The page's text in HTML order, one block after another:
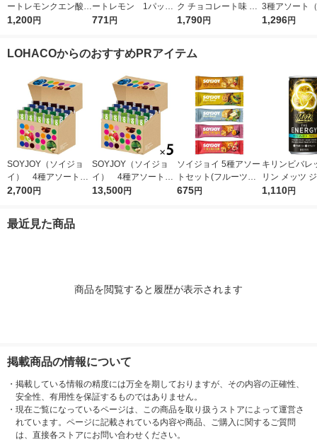
ートレモンクエン酸2
700ゼリー165g 6個
1,200円
ートレモン 1パック
（6本入）（イチオ
771円
ク チョコレート味 1
セット（10箱入） 大
1,790円
3種アソート
個） 1セット
1,296円
LOHACOからのおすすめPRアイテム
SOYJOY（ソイジョ
イ） 4種アソートセ
ット 1箱（20本入）
2,700円
SOYJOY（ソイジョ
イ） 4種アソート
1セット（1箱（20本
13,500円
ソイジョイ 5種アソー
トセット(フルーツ＆
ベイクドチーズ・バナ
675円
キリンビバレ
リン メッツ
ジー 250ml 1
1,110円
最近見た商品
商品を閲覧すると履歴が表示されます
掲載商品の情報について
・ 掲載している情報の精度には万全を期しておりますが、その内容の正確性、
安全性、有用性を保証するものではありません。
・ 現在ご覧になっているページは、この商品を取り扱うストアによって運営さ
れています。ページに記載されている内容や商品、ご購入に関するご質問
は、直接各ストアにお問い合わせください。